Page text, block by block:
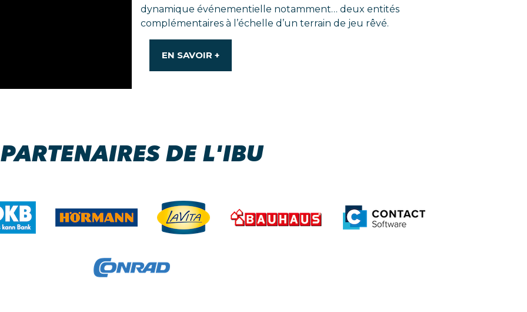
dynamique événementielle notamment… deux entités
complémentaires à l’échelle d’un terrain de jeu rêvé.
EN SAVOIR +
PARTENAIRES DE L'IBU